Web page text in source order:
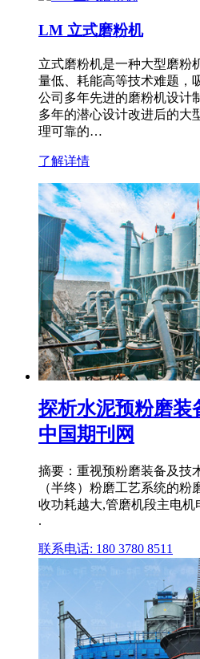
LM 立式磨粉机
立式磨粉机是一种大型磨粉
量低、耗能高等技术难题，
公司多年先进的磨粉机设计
多年的潜心设计改进后的大
理可靠的…
了解详情
探析水泥预粉磨装
中国期刊网
摘要：重视预粉磨装备及技
（半终）粉磨工艺系统的
收功耗越大,管磨机段主电
.
联系电话: 180 3780 8511